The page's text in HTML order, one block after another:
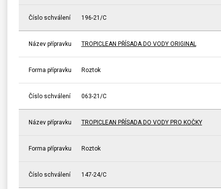
Číslo schválení 196-21/C
Název přípravku TROPICLEAN PŘÍSADA DO VODY ORIGINAL
Forma přípravku Roztok
Číslo schválení 063-21/C
Název přípravku TROPICLEAN PŘÍSADA DO VODY PRO KOČKY
Forma přípravku Roztok
Číslo schválení 147-24/C